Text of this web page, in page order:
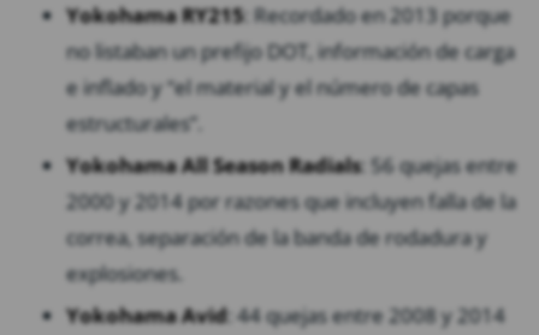
Yokohama RY215: Recordado en 2013 porque
no listaban un prefijo DOT, información de carga
e inflado y “el material y el número de capas
estructurales”.
Yokohama All Season Radials: 56 quejas entre
2000 y 2014 por razones que incluyen falla de la
correa, separación de la banda de rodadura y
explosiones.
Yokohama Avid: 44 quejas entre 2008 y 2014